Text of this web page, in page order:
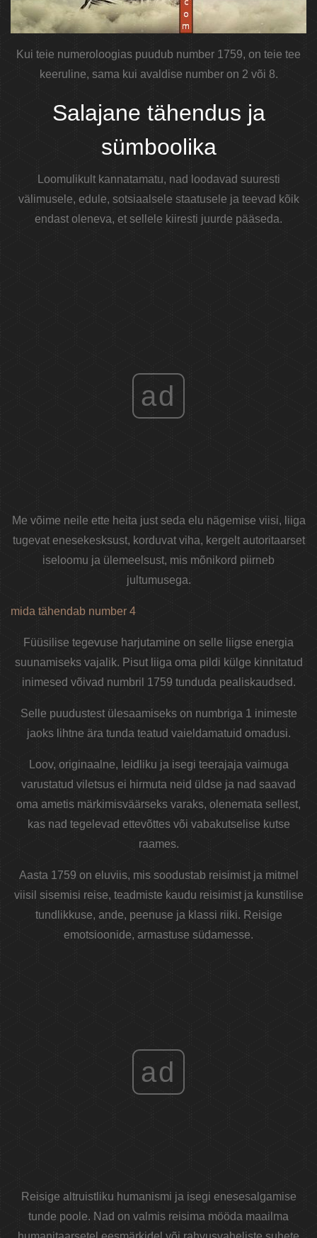
Kui teie numeroloogias puudub number 1759, on teie tee
keeruline, sama kui avaldise number on 2 või 8.
Salajane tähendus ja
sümboolika
Loomulikult kannatamatu, nad loodavad suuresti
välimusele, edule, sotsiaalsele staatusele ja teevad kõik
endast oleneva, et sellele kiiresti juurde pääseda.
ad
Me võime neile ette heita just seda elu nägemise viisi, liiga
tugevat enesekesksust, korduvat viha, kergelt autoritaarset
iseloomu ja ülemeelsust, mis mõnikord piirneb
jultumusega.
mida tähendab number 4
Füüsilise tegevuse harjutamine on selle liigse energia
suunamiseks vajalik. Pisut liiga oma pildi külge kinnitatud
inimesed võivad numbril 1759 tunduda pealiskaudsed.
Selle puudustest ülesaamiseks on numbriga 1 inimeste
jaoks lihtne ära tunda teatud vaieldamatuid omadusi.
Loov, originaalne, leidliku ja isegi teerajaja vaimuga
varustatud viletsus ei hirmuta neid üldse ja nad saavad
oma ametis märkimisväärseks varaks, olenemata sellest,
kas nad tegelevad ettevõttes või vabakutselise kutse
raames.
Aasta 1759 on eluviis, mis soodustab reisimist ja mitmel
viisil sisemisi reise, teadmiste kaudu reisimist ja kunstilise
tundlikkuse, ande, peenuse ja klassi riiki. Reisige
emotsioonide, armastuse südamesse.
ad
Reisige altruistliku humanismi ja isegi enesesalgamise
tunde poole. Nad on valmis reisima mööda maailma